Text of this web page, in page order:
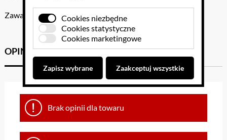
Zawartość: 2 platformy z uchwytem (śr. 15 cm) - 2 piłeczki
OPINIE KLIENTÓW GPSR
Brak opinii dla towaru
Cookies niezbędne
Cookies statystyczne
Cookies marketingowe
Zapisz wybrane Zaakceptuj wszystkie